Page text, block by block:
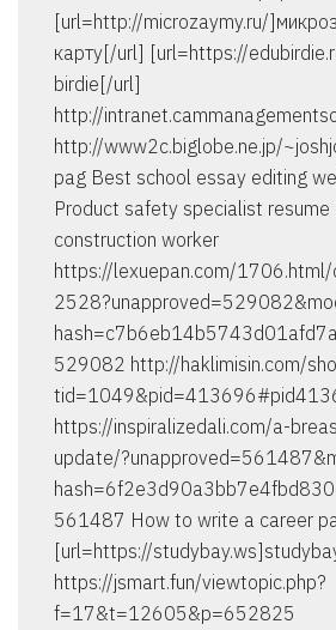
[url=http://microzaymy.ru/
карту[/url] [url=https://
birdie[/url]
http://
http://www2c.biglobe.ne.jp/
pag Best school essay editing
Product safety specialist resume
construction worker
https://lexuepan.com/
529082 http://haklimisin.com/
https://inspiralizedali.com/a-
update/
561487 How to write a career
[url=https://
https://jsmart.fun/viewtopic.php?
f=17&t=12605&p=652825